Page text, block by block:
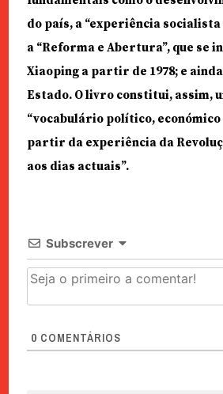
do país, a “experiência
a “Reforma e Abertura”, que se
Xiaoping a partir de 1978; e
Estado. O livro constitui, assim,
“vocabulário político,
partir da experiência da
aos dias actuais”.
Subscrever
0 COMENTÁRIOS